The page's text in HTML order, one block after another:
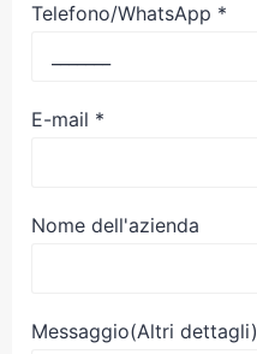
Telefono/WhatsApp *
E-mail *
Nome dell'azienda
Messaggio(Altri dettagli)